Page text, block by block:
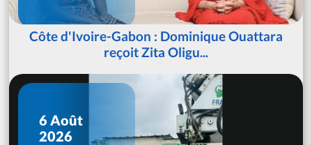
Côte d'Ivoire-Gabon : Dominique Ouattara
reçoit Zita Oligu...
6 Août
2026